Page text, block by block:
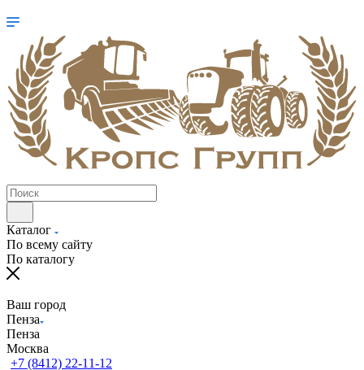
Каталог
По всему сайту
По каталогу
Ваш город
Пенза
Пенза
Москва
+7 (8412) 22-11-12